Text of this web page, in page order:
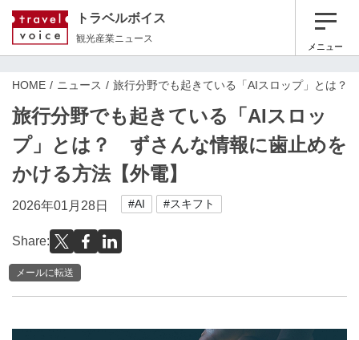
トラベルボイス
観光産業ニュース
メニュー
HOME ニュース 旅行分野でも起きている「AIスロップ」とは
旅行分野でも起きている「AIスロッ
プ」とは？ ずさんな情報に歯止めを
かける方法【外電】
2026年01月28日 #AI #スキフト
Share:
メールに転送